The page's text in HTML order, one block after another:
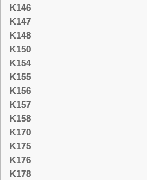
K146
K147
K148
K150
K154
K155
K156
K157
K158
K170
K175
K176
K178